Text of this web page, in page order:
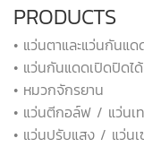
PRODUCTS
• แว่นตาและแว่นกันแด
• แว่นกันแดดเปิดปิดได้
• หมวกจักรยาน
• แว่นตีกอล์ฟ / แว่นเ
• แว่นปรับแสง / แว่น